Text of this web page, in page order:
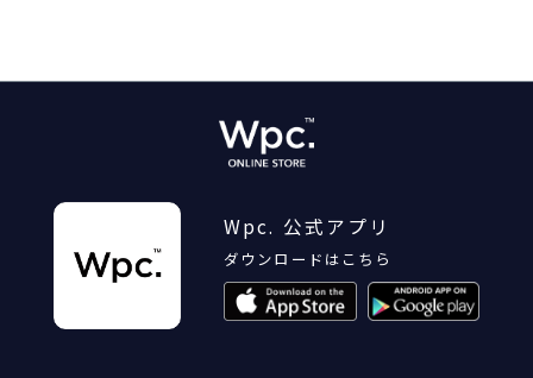
Wpc. 公式アプリ
ダウンロードはこちら